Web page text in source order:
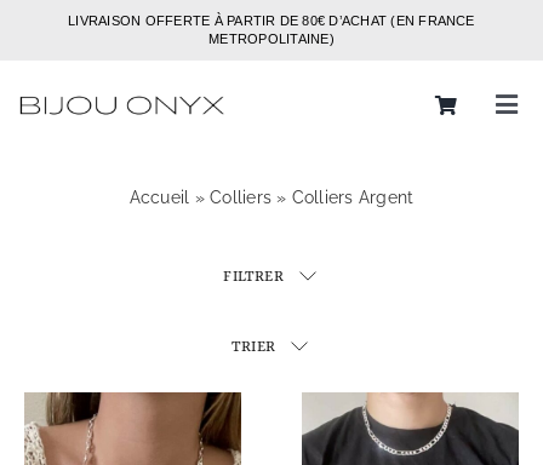
LIVRAISON OFFERTE À PARTIR DE 80€ D’ACHAT (EN FRANCE
METROPOLITAINE)
Bracelets
Colliers
Accueil »Colliers » Colliers Argent
FILTRER
TRIER